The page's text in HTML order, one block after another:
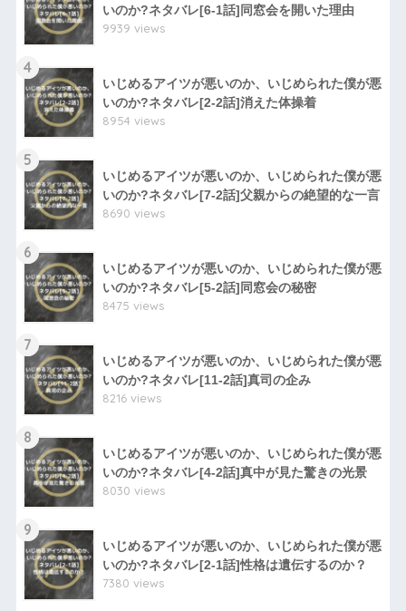
いのか?ネタバレ[6-1話]同窓会を開いた理由
9939 views
4
いじめるアイツが悪いのか、いじめられた僕が悪
いのか?ネタバレ[2-2話]消えた体操着
8954 views
5
いじめるアイツが悪いのか、いじめられた僕が悪
いのか?ネタバレ[7-2話]父親からの絶望的な一言
8690 views
6
いじめるアイツが悪いのか、いじめられた僕が悪
いのか?ネタバレ[5-2話]同窓会の秘密
8475 views
7
いじめるアイツが悪いのか、いじめられた僕が悪
いのか?ネタバレ[11-2話]真司の企み
8216 views
8
いじめるアイツが悪いのか、いじめられた僕が悪
いのか?ネタバレ[4-2話]真中が見た驚きの光景
8030 views
9
いじめるアイツが悪いのか、いじめられた僕が悪
いのか?ネタバレ[2-1話]性格は遺伝するのか？
7380 views